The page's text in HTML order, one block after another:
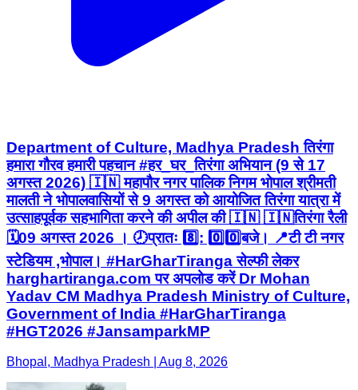
Department of Culture, Madhya Pradesh तिरंगा
हमारा गौरव हमारी पहचान #हर_घर_तिरंगा अभियान (9 से 17
अगस्त 2026) 🇮🇳 महापौर नगर पालिक निगम भोपाल श्रीमती
मालती ने भोपालवासियों से 9 अगस्त को आयोजित तिरंगा यात्रा में
उत्साहपूर्वक सहभागिता करने की अपील की 🇮🇳 🇮🇳तिरंगा रैली
🗓️09 अगस्त 2026 । 🕗प्रातः 8️⃣: 0️⃣0️⃣बजे। 📍टी टी नगर
स्टेडियम ,भोपाल। #HarGharTiranga सेल्फी लेकर
harghartiranga.com पर अपलोड करें Dr Mohan
Yadav CM Madhya Pradesh Ministry of Culture,
Government of India #HarGharTiranga
#HGT2026 #JansamparkMP
Bhopal, Madhya Pradesh | Aug 8, 2026